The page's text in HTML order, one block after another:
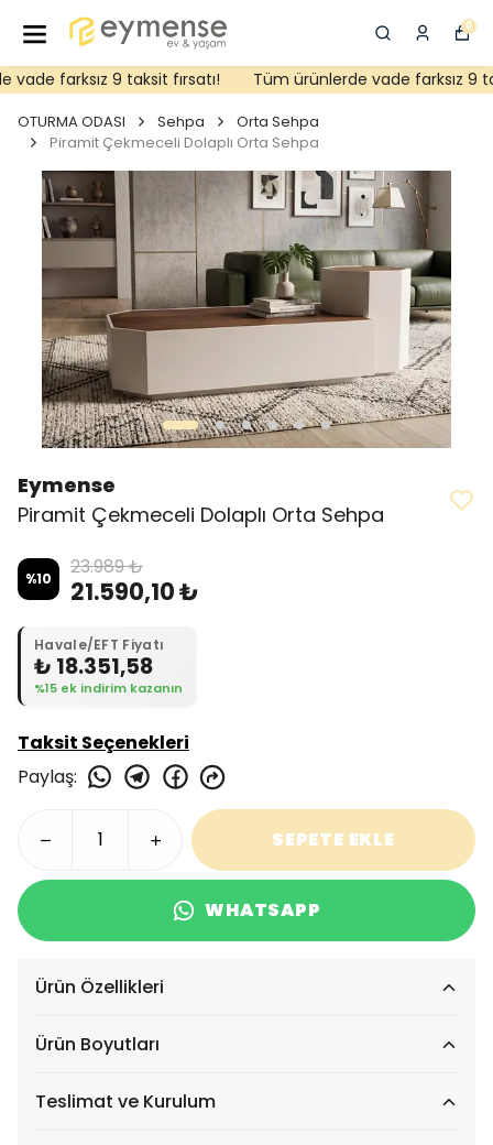
0
farksız 9 taksit fırsatı! Tüm ürünlerde vade farksız 9
OTURMA ODASI Sehpa
Orta Sehpa
Piramit Çekmeceli Dolaplı Orta Sehpa
Eymense
Piramit Çekmeceli Dolaplı Orta Sehpa
%10 23.989 ₺
21.590,10 ₺
Havale/EFT Fiyatı
₺ 18.351,58
%15 ek indirim kazanın
Taksit Seçenekleri
Paylaş:
SEPETE EKLE
WHATSAPP
Ürün Özellikleri
Ürün Boyutları
Teslimat ve Kurulum